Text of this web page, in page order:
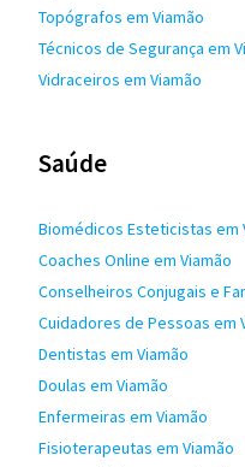
Topógrafos em Viamão
Técnicos de Segurança em
Vidraceiros em Viamão
Saúde
Biomédicos Esteticistas em
Coaches Online em Viamão
Conselheiros Conjugais e
Cuidadores de Pessoas em
Dentistas em Viamão
Doulas em Viamão
Enfermeiras em Viamão
Fisioterapeutas em Viamão